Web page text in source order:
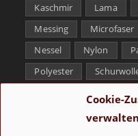
Cookie-
verwalten
Kaschmir
Lama
Messing
Microfaser
Nessel
Nylon
Polyester
Tencel
Yak